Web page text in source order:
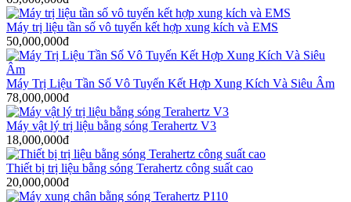
Máy trị liệu tần số vô tuyến kết hợp xung kích và EMS
50,000,000đ
Máy Trị Liệu Tần Số Vô Tuyến Kết Hợp Xung Kích Và Siêu Âm
78,000,000đ
Máy vật lý trị liệu bằng sóng Terahertz V3
18,000,000đ
Thiết bị trị liệu bằng sóng Terahertz công suất cao
20,000,000đ